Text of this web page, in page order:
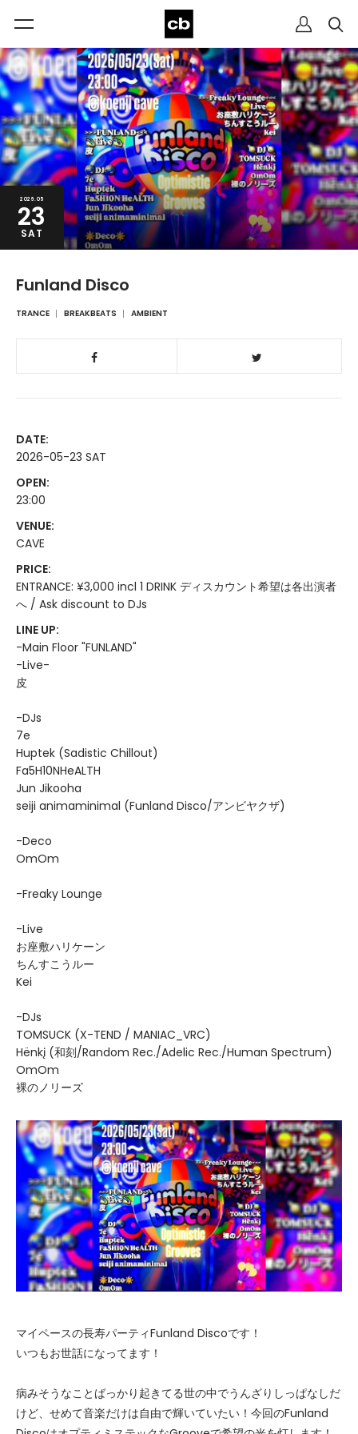
2026.05
23
SAT
Funland Disco
TRANCE BREAKBEATS AMBIENT
DATE:
2026-05-23 SAT
OPEN:
23:00
VENUE:
CAVE
PRICE:
ENTRANCE: ¥3,000 incl 1 DRINK ディスカウント希望は各出演者
へ / Ask discount to DJs
LINE UP:
-Main Floor "FUNLAND"
-Live-
皮
-DJs
7e
Huptek (Sadistic Chillout)
Fa5H10NHeALTH
Jun Jikooha
seiji animaminimal (Funland Disco/アンビヤクザ)
-Deco
OmOm
-Freaky Lounge
-Live
お座敷ハリケーン
ちんすこうルー
Kei
-DJs
TOMSUCK (X-TEND / MANIAC_VRC)
Hënkį (和刻/Random Rec./Adelic Rec./Human Spectrum)
OmOm
裸のノリーズ
マイペースの長寿パーティFunland Discoです！
いつもお世話になってます！
病みそうなことばっかり起きてる世の中でうんざりしっぱなしだ
けど、せめて音楽だけは自由で輝いていたい！今回のFunland